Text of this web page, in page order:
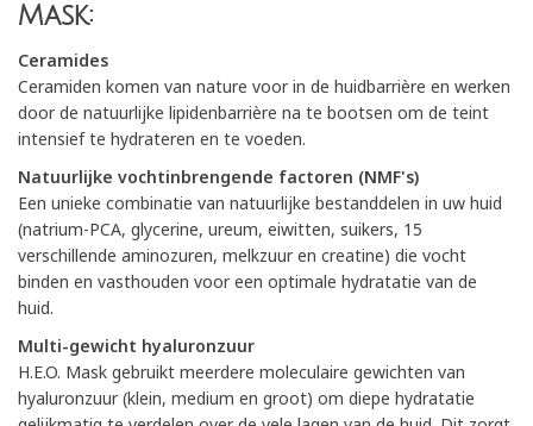
Mask:
Ceramides
Ceramiden komen van nature voor in de huidbarrière en werken
door de natuurlijke lipidenbarrière na te bootsen om de teint
intensief te hydrateren en te voeden.
Natuurlijke vochtinbrengende factoren (NMF's)
Een unieke combinatie van natuurlijke bestanddelen in uw huid
(natrium-PCA, glycerine, ureum, eiwitten, suikers, 15
verschillende aminozuren, melkzuur en creatine) die vocht
binden en vasthouden voor een optimale hydratatie van de
huid.
Multi-gewicht hyaluronzuur
H.E.O. Mask gebruikt meerdere moleculaire gewichten van
hyaluronzuur (klein, medium en groot) om diepe hydratatie